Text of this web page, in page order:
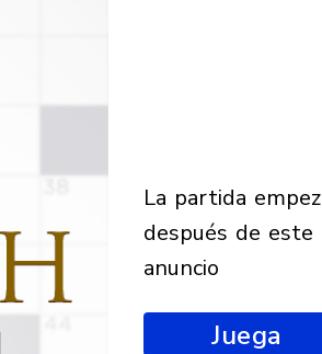
la partida empezará
después de este
anuncio
Juega